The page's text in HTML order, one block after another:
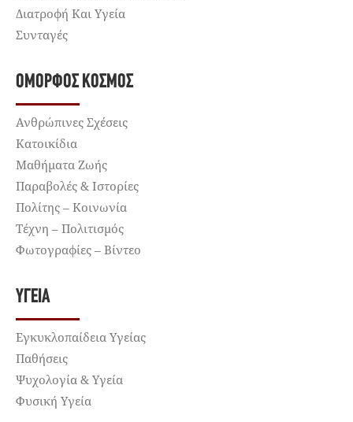
Διατροφή Και Υγεία
Συνταγές
ΌΜΟΡΦΟΣ ΚΌΣΜΟΣ
Ανθρώπινες Σχέσεις
Κατοικίδια
Μαθήματα Ζωής
Παραβολές & Ιστορίες
Πολίτης – Κοινωνία
Τέχνη – Πολιτισμός
Φωτογραφίες – Βίντεο
ΥΓΕΊΑ
Εγκυκλοπαίδεια Υγείας
Παθήσεις
Ψυχολογία & Υγεία
Φυσική Υγεία